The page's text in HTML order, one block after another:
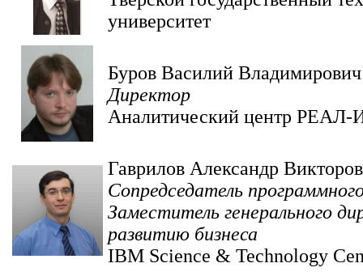
университет
Буров Василий Владимирович
Директор
Аналитический центр РЕАЛ-
Гаврилов Александр
Сопредседатель
Заместитель генерального
развитию бизнеса
IBM Science & Technology